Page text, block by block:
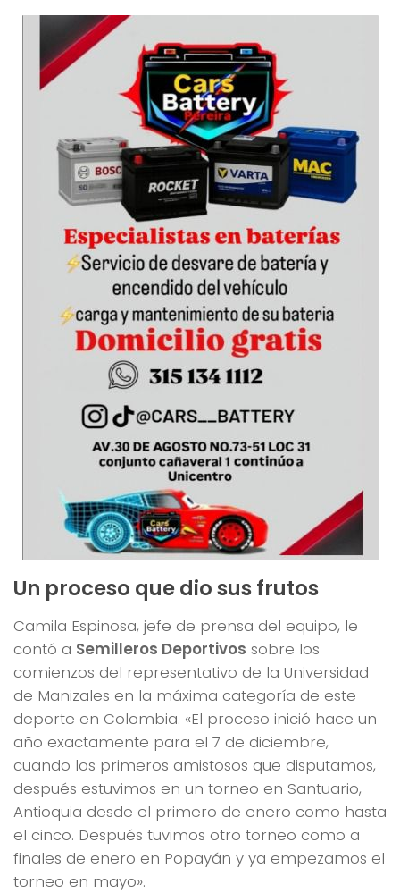
Un proceso que dio sus frutos
Camila Espinosa, jefe de prensa del equipo, le
contó a Semilleros Deportivos sobre los
comienzos del representativo de la Universidad
de Manizales en la máxima categoría de este
deporte en Colombia. «El proceso inició hace un
año exactamente para el 7 de diciembre,
cuando los primeros amistosos que disputamos,
después estuvimos en un torneo en Santuario,
Antioquia desde el primero de enero como hasta
el cinco. Después tuvimos otro torneo como a
finales de enero en Popayán y ya empezamos el
torneo en mayo».